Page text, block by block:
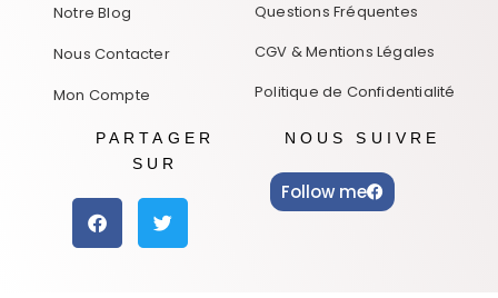
Notre Blog
Nous Contacter
Mon Compte
Questions Fréquentes
CGV & Mentions Légales
Politique de Confidentialité
PARTAGER
SUR
NOUS SUIVRE
Follow me